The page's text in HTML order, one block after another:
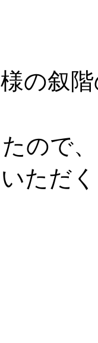
の叙
ので
ただ